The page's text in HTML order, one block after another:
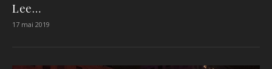
Lee…
17 mai 2019